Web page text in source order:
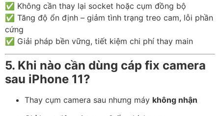
✅ Không cần thay lại socket hoặc cụm đồng bộ
✅ Tăng độ ổn định – giảm tình trạng treo cam, lỗi phần
cứng
✅ Giải pháp bền vững, tiết kiệm chi phí thay main
5. Khi nào cần dùng cáp fix camera
sau iPhone 11?
Thay cụm camera sau nhưng máy không nhận